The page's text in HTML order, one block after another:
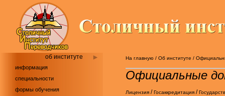
об институте
информация
специальности
формы обучения
На главную / Об институте /
Официальные
Лицензия /Госаккредитация /